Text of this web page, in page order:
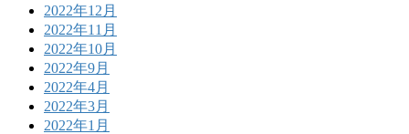
2022年12月
2022年11月
2022年10月
2022年9月
2022年4月
2022年3月
2022年1月